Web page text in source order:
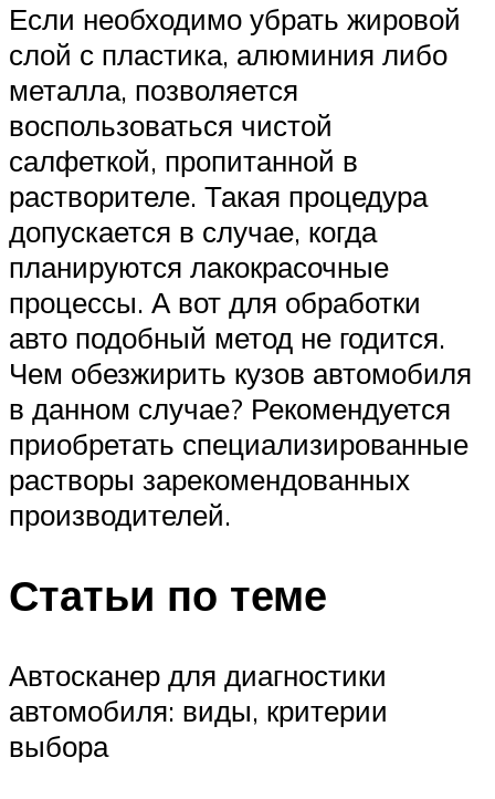
Если необходимо убрать жировой
слой с пластика, алюминия либо
металла, позволяется
воспользоваться чистой
салфеткой, пропитанной в
растворителе. Такая процедура
допускается в случае, когда
планируются лакокрасочные
процессы. А вот для обработки
авто подобный метод не годится.
Чем обезжирить кузов автомобиля
в данном случае? Рекомендуется
приобретать специализированные
растворы зарекомендованных
производителей.
Статьи по теме
Автосканер для диагностики
автомобиля: виды, критерии
выбора